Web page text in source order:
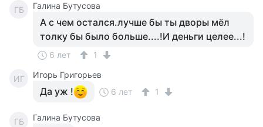
ГБ Галина Бутусова
А с чем остался.лучше бы ты дворы мёл
толку бы было больше....!И деньги целее...!
6 лет 1
ИГ Игорь Григорьев
Да уж ! 6 лет 1
ГБ Галина Бутусова